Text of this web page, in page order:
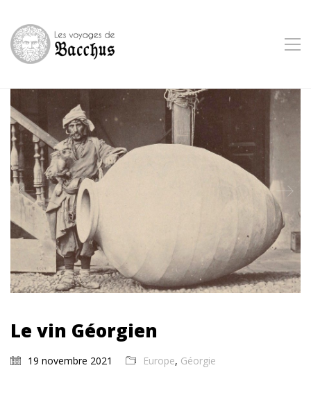
Le vin Géorgien
19 novembre 2021 Europe, Géorgie